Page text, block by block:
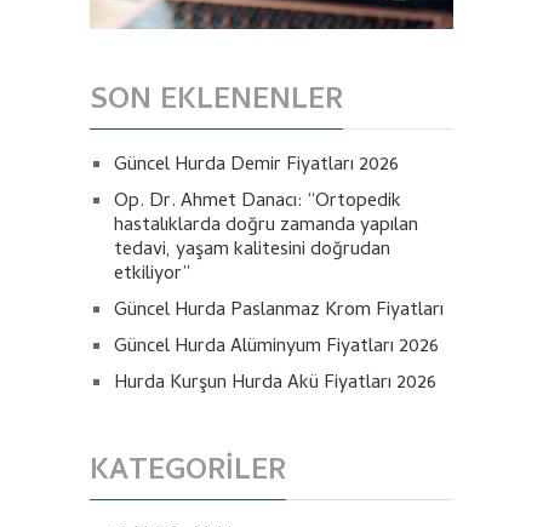
SON EKLENENLER
Güncel Hurda Demir Fiyatları 2026
Op. Dr. Ahmet Danacı: “Ortopedik
hastalıklarda doğru zamanda yapılan
tedavi, yaşam kalitesini doğrudan
etkiliyor”
Güncel Hurda Paslanmaz Krom Fiyatları
Güncel Hurda Alüminyum Fiyatları 2026
Hurda Kurşun Hurda Akü Fiyatları 2026
KATEGORILER